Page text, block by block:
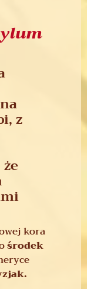
z
kora
środek